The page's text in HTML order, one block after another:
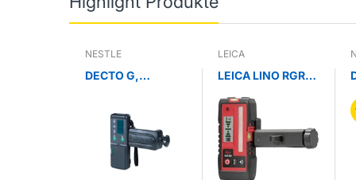
NESTLE
DECTO G,
LEICA
LEICA LINO RGR